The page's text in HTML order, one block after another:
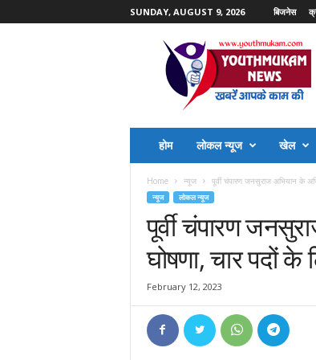
SUNDAY, AUGUST 9, 2026 बिजनेस
होम लोकल न्यूज खेल
Home न्यूज पूर्वी चंपारण जनसुराज अभियान के
न्यूज लोकल न्यूज
पूर्वी चंपारण
घोषणा, चार पदों के
February 12, 2023